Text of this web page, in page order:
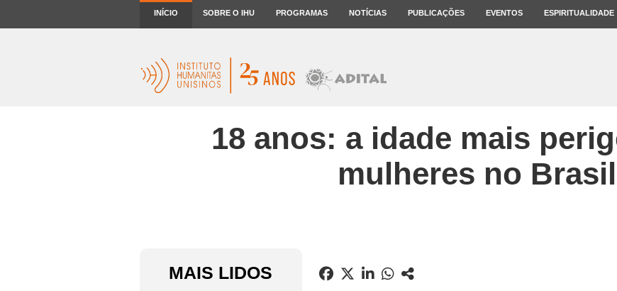
INÍCIO SOBRE O IHU PROGRAMAS NOTÍCIAS PUBLICAÇÕES EVENTOS ESPIRITUALIDADE
18 anos: a idade mais
mulheres no Brasil
MAIS LIDOS